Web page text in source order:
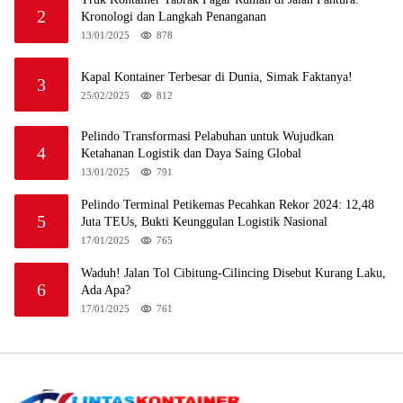
2
Kronologi dan Langkah Penanganan
13/01/2025 878
3 Kapal Kontainer Terbesar di Dunia, Simak Faktanya!
25/02/2025 812
4
Pelindo Transformasi Pelabuhan untuk Wujudkan
Ketahanan Logistik dan Daya Saing Global
13/01/2025 791
5
Pelindo Terminal Petikemas Pecahkan Rekor 2024: 12,48
Juta TEUs, Bukti Keunggulan Logistik Nasional
17/01/2025 765
6
Waduh! Jalan Tol Cibitung-Cilincing Disebut Kurang Laku,
Ada Apa?
17/01/2025 761